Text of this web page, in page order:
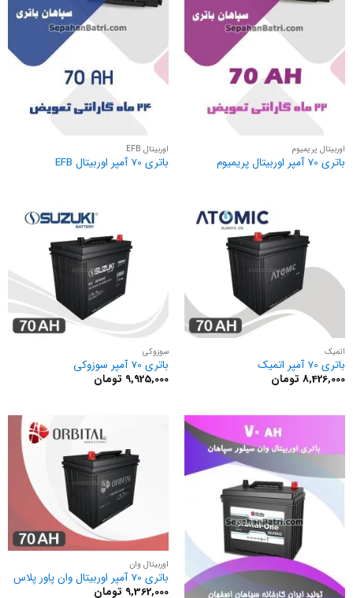
اوربیتال پریمیوم
باتری 70 آمپر اوربیتال پریمیوم
اوربیتال EFB
باتری 70 آمپر اوربیتال EFB
اتمیک
باتری 70 آمپر اتمیک
8,426,000 تومان
سوزوکی
باتری 70 آمپر سوزوکی
9,925,000 تومان
اوربیتال وان
باتری 70 آمپر اوربیتال وان پاور پلاس
9,362,000 تومان